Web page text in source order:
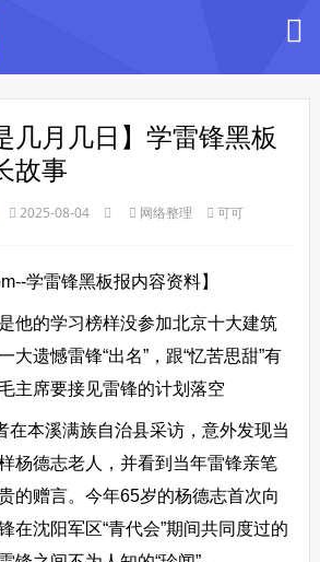
几月几日】学雷锋黑板
故事
2025-08-04 网络整理 可可
学雷锋黑板报内容资料】
的学习榜样没参加北京十大建筑
大遗憾雷锋“出名”，跟“忆苦思甜”有
主席要接见雷锋的计划落空
本溪满族自治县采访，意外发现当
杨德志老人，并看到当年雷锋亲笔
的赠言。今年65岁的杨德志首次向
在沈阳军区“青代会”期间共同度过的